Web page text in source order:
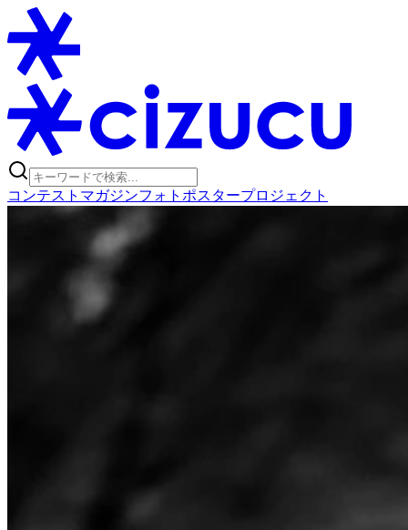
コンテスト マガジンフォトポスタープロジェクト